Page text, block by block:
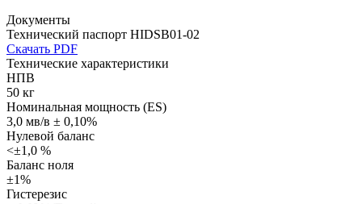
Документы
Технический паспорт HIDSB01-02
Скачать PDF
Технические характеристики
НПВ
50 кг
Номинальная мощность (ES)
3,0 мв/в ± 0,10%
Нулевой баланс
<±1,0 %
Баланс ноля
±1%
Гистерезис